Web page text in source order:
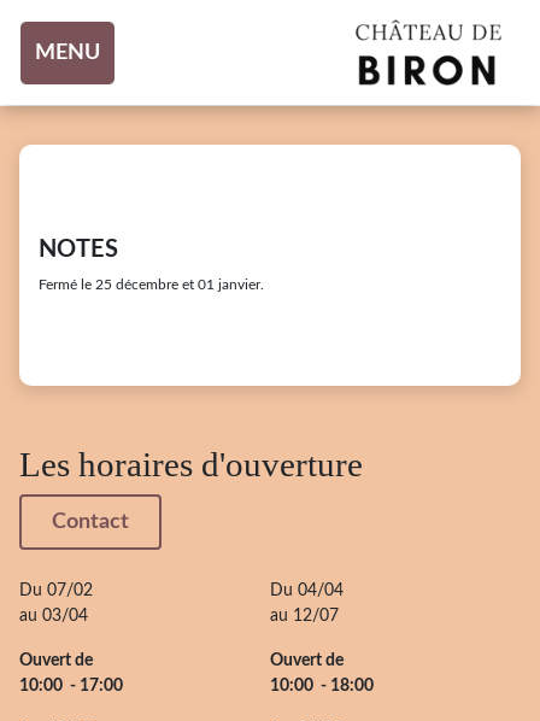
MENU
NOTES
Fermé le 25 décembre et 01 janvier.
Les horaires d'ouverture
Contact
Du 07/02
au 03/04
Ouvert de
10:00 - 17:00
Du 04/04
au 12/07
Ouvert de
10:00 - 18:00